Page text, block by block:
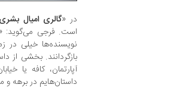
در «گالری امیال بشری
است. فرجی می‌گوید:
نویسنده‌ها خیلی در
بازگردانند. بخشی از
آپارتمان، کافه یا
داستان‌هایم در برهه‌ و